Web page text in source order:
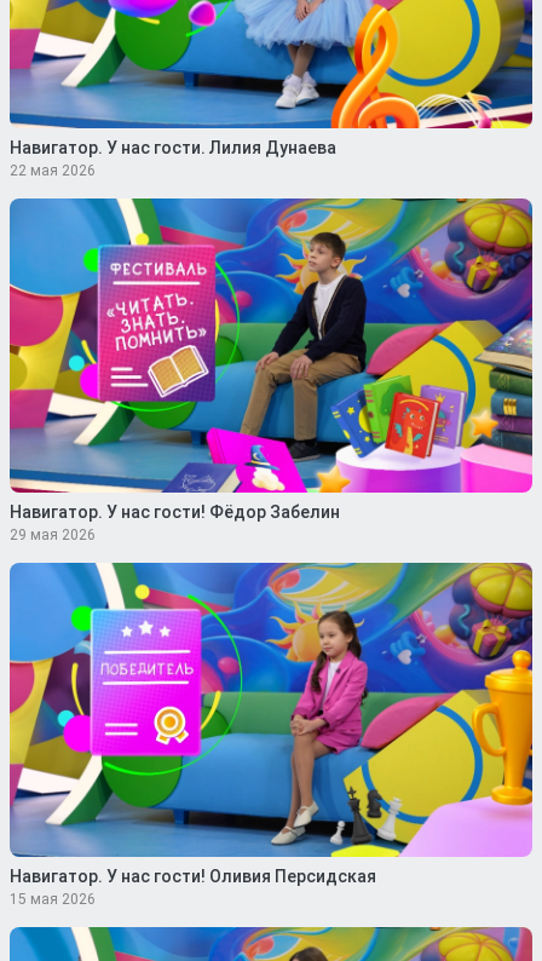
Навигатор. У нас гости. Лилия Дунаева
22 мая 2026
Навигатор. У нас гости! Фёдор Забелин
29 мая 2026
Навигатор. У нас гости! Оливия Персидская
15 мая 2026